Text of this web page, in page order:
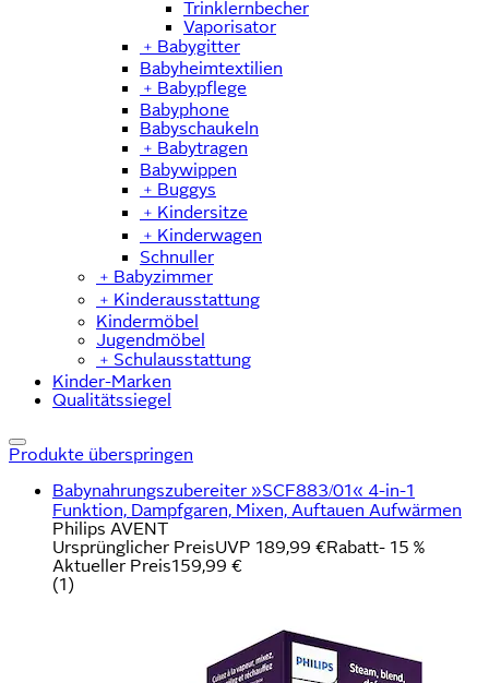
Trinklernbecher
Vaporisator
﹢ Babygitter
Babyheimtextilien
﹢ Babypflege
Babyphone
Babyschaukeln
﹢ Babytragen
Babywippen
﹢ Buggys
﹢ Kindersitze
﹢ Kinderwagen
Schnuller
﹢ Babyzimmer
﹢ Kinderausstattung
Kindermöbel
Jugendmöbel
﹢ Schulausstattung
Kinder-Marken
Qualitätssiegel
Produkte überspringen
Babynahrungszubereiter »SCF883/01« 4-in-1
Funktion, Dampfgaren, Mixen, Auftauen Aufwärmen
Philips AVENT
Ursprünglicher PreisUVP 189,99 €Rabatt- 15 %
Aktueller Preis159,99 €
(1)